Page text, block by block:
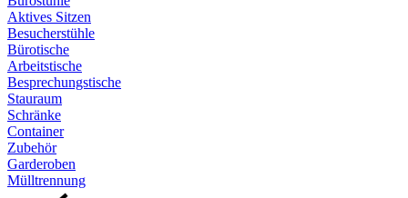
Aktives Sitzen
Besucherstühle
Bürotische
Arbeitstische
Besprechungstische
Stauraum
Schränke
Container
Zubehör
Garderoben
Mülltrennung